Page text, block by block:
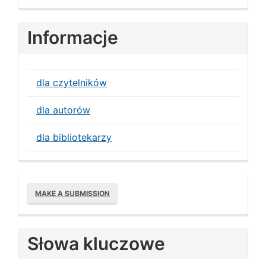
Informacje
dla czytelników
dla autorów
dla bibliotekarzy
Make
a
Submission
MAKE A SUBMISSION
Słowa kluczowe